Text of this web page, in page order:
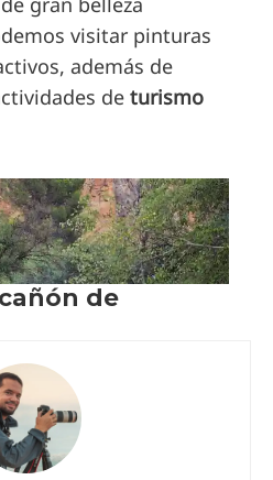
visitar pinturas
además de
de turismo